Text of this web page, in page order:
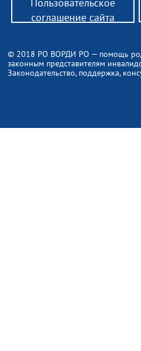
© 2018 РО ВОРДИ РО — помощь
законным представителям
Законодательство, поддержка,
соглашение сайта